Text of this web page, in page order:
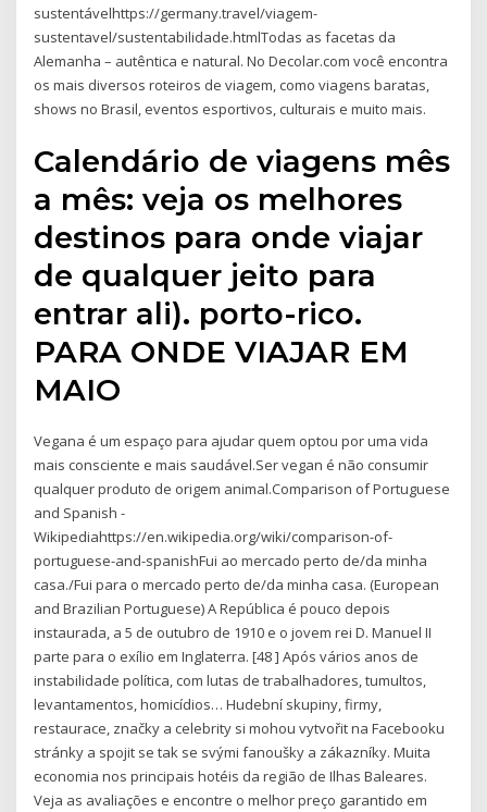
sustentávelhttps://germany.travel/viagem-
sustentavel/sustentabilidade.htmlTodas as facetas da
Alemanha – autêntica e natural. No Decolar.com você encontra
os mais diversos roteiros de viagem, como viagens baratas,
shows no Brasil, eventos esportivos, culturais e muito mais.
Calendário de viagens mês
a mês: veja os melhores
destinos para onde viajar
de qualquer jeito para
entrar ali). porto-rico.
PARA ONDE VIAJAR EM
MAIO
Vegana é um espaço para ajudar quem optou por uma vida
mais consciente e mais saudável.Ser vegan é não consumir
qualquer produto de origem animal.Comparison of Portuguese
and Spanish -
Wikipediahttps://en.wikipedia.org/wiki/comparison-of-
portuguese-and-spanishFui ao mercado perto de/da minha
casa./Fui para o mercado perto de/da minha casa. (European
and Brazilian Portuguese) A República é pouco depois
instaurada, a 5 de outubro de 1910 e o jovem rei D. Manuel II
parte para o exílio em Inglaterra. [48 ] Após vários anos de
instabilidade política, com lutas de trabalhadores, tumultos,
levantamentos, homicídios… Hudební skupiny, firmy,
restaurace, značky a celebrity si mohou vytvořit na Facebooku
stránky a spojit se tak se svými fanoušky a zákazníky. Muita
economia nos principais hotéis da região de Ilhas Baleares.
Veja as avaliações e encontre o melhor preço garantido em